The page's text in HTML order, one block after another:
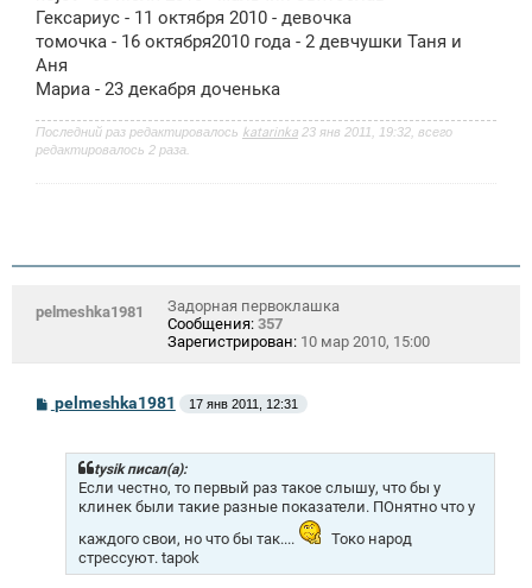
Гексариус - 11 октября 2010 - девочка
томочка - 16 октября2010 года - 2 девчушки Таня и
Аня
Мариа - 23 декабря доченька
Последний раз редактировалось katarinka 23 янв 2011, 19:32, всего
редактировалось 2 раза.
pelmeshka1981
Задорная первоклашка
Сообщения: 357
Зарегистрирован: 10 мар 2010, 15:00
С
о
pelmeshka1981 17 янв 2011, 12:31
tysik писал(а):
Если честно, то первый раз такое слышу, что бы у
клинек были такие разные показатели. ПОнятно что у
каждого свои, но что бы так....
Токо народ
стрессуют. tapok